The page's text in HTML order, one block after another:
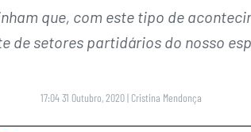
que, com este tipo de
de setores partidários do nosso
17:04 31 Outubro, 2020 | Cristina Mendonça